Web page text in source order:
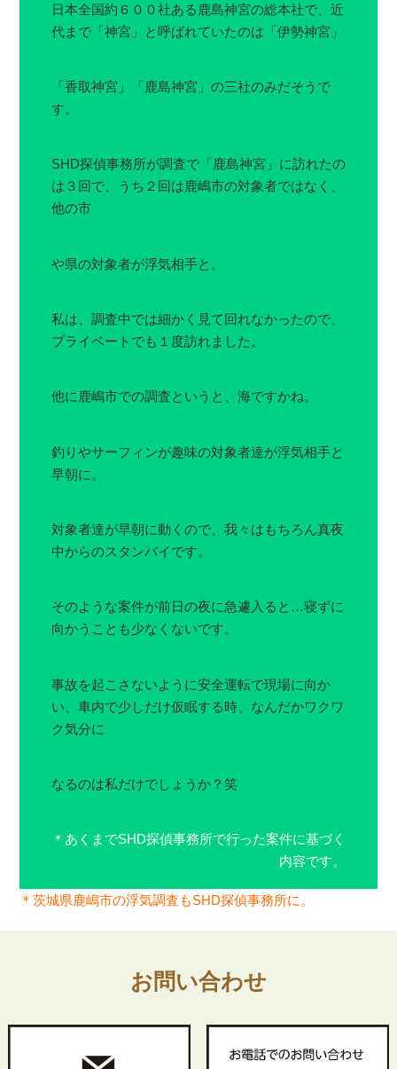
日本全国約６００社ある鹿島神宮の総本社で、近
代まで「神宮」と呼ばれていたのは「伊勢神宮」
「香取神宮」「鹿島神宮」の三社のみだそうで
す。
SHD探偵事務所が調査で「鹿島神宮」に訪れたの
は３回で、うち２回は鹿嶋市の対象者ではなく、
他の市
や県の対象者が浮気相手と。
私は、調査中では細かく見て回れなかったので、
プライベートでも１度訪れました。
他に鹿嶋市での調査というと、海ですかね。
釣りやサーフィンが趣味の対象者達が浮気相手と
早朝に。
対象者達が早朝に動くので、我々はもちろん真夜
中からのスタンバイです。
そのような案件が前日の夜に急遽入ると…寝ずに
向かうことも少なくないです。
事故を起こさないように安全運転で現場に向か
い、車内で少しだけ仮眠する時、なんだかワクワ
ク気分に
なるのは私だけでしょうか？笑
＊あくまでSHD探偵事務所で行った案件に基づく
内容です。
＊茨城県鹿嶋市の浮気調査もSHD探偵事務所に。
お問い合わせ